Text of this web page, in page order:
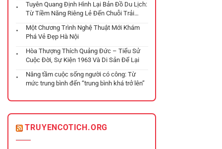
Tuyên Quang Định Hình Lại Bản Đồ Du Lịch:
Từ Tiềm Năng Riêng Lẻ Đến Chuỗi Trải
Một Chương Trình Nghệ Thuật Mới Khám
Phá Vẻ Đẹp Hà Nội
Hòa Thượng Thích Quảng Đức – Tiểu Sử
Cuộc Đời, Sự Kiện 1963 Và Di Sản Để Lại
Nâng tầm cuộc sống người có công: Từ
mức trung bình đến “trung bình khá trở lên”
TRUYENCOTICH.ORG